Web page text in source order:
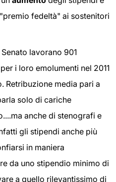
fedeltà" ai sostenitori
lavorano 901
i loro emolumenti nel 2011
Retribuzione media pari a
solo di cariche
anche di stenografi e
gli stipendi anche più
in maniera
da uno stipendio minimo di
a quello rilevantissimo di